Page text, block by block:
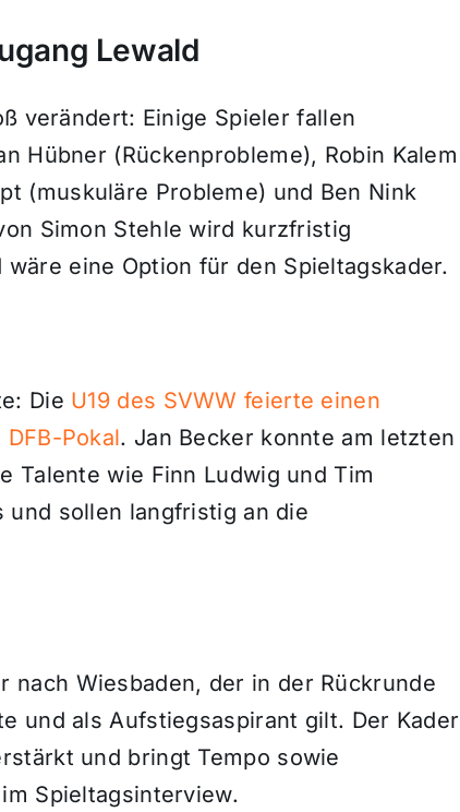
Lewald
verändert: Einige Spieler fallen
Hübner (Rückenprobleme), Robin Kalem
(muskuläre Probleme) und Ben Nink
Simon Stehle wird kurzfristig
eine Option für den Spieltagskader.
Die U19 des SVWW feierte einen
Pokal. Jan Becker konnte am letzten
Talente wie Finn Ludwig und Tim
und sollen langfristig an die
nach Wiesbaden, der in der Rückrunde
und als Aufstiegsaspirant gilt. Der Kader
und bringt Tempo sowie
Spieltagsinterview.